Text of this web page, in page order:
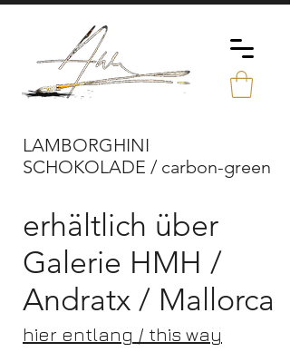
LAMBORGHINI
SCHOKOLADE / carbon-green
erhältlich über
Galerie HMH /
Andratx / Mallorca
hier entlang / this way